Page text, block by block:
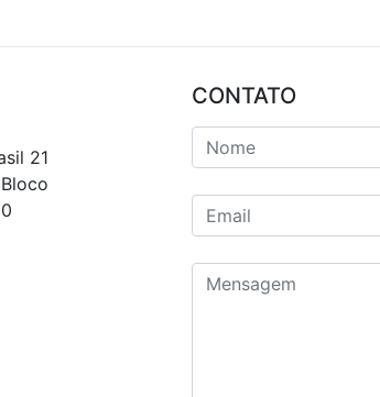
21
CONTATO